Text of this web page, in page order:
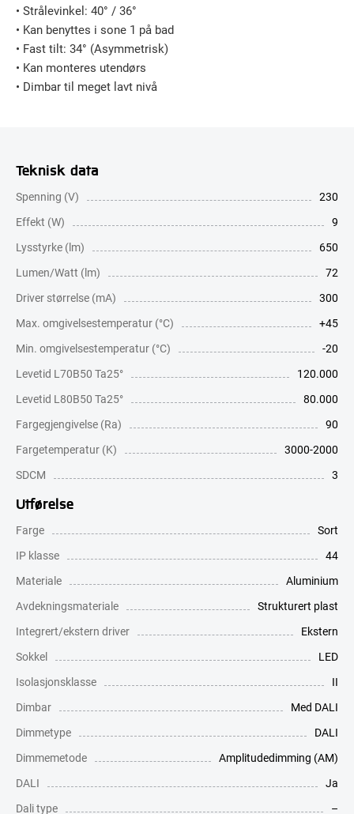
• Strålevinkel: 40° / 36°
• Kan benyttes i sone 1 på bad
• Fast tilt: 34° (Asymmetrisk)
• Kan monteres utendørs
• Dimbar til meget lavt nivå
Teknisk data
Spenning (V)
230
Effekt (W)
9
Lysstyrke (lm)
650
Lumen/Watt (lm)
72
Driver størrelse (mA)
300
Max. omgivelsestemperatur (°C)
+45
Min. omgivelsestemperatur (°C)
-20
Levetid L70B50 Ta25°
120.000
Levetid L80B50 Ta25°
80.000
Fargegjengivelse (Ra)
90
Fargetemperatur (K)
3000-2000
SDCM
3
Utførelse
Farge
Sort
IP klasse
44
Materiale
Aluminium
Avdekningsmateriale
Strukturert plast
Integrert/ekstern driver
Ekstern
Sokkel
LED
Isolasjonsklasse
II
Dimbar
Med DALI
Dimmetype
DALI
Dimmemetode
Amplitudedimming (AM)
DALI
Ja
Dali type
–